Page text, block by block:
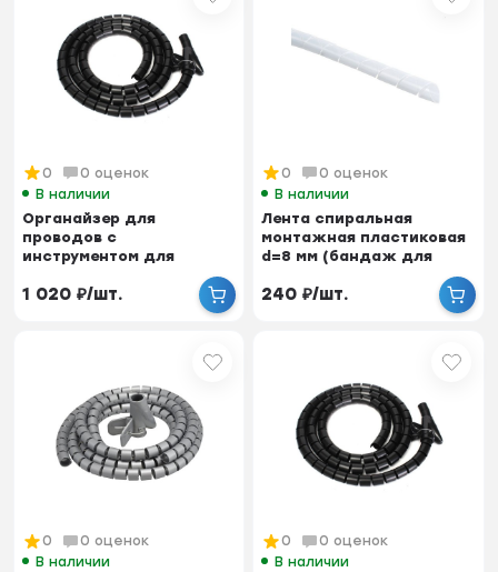
0
0 оценок
В наличии
Органайзер для
проводов с
инструментом для
пластик, черный...
1 020 ₽/шт.
0
0 оценок
В наличии
Лента спиральная
монтажная пластиковая
d=8 мм (бандаж для
240 ₽/шт.
0
0 оценок
В наличии
0
0 оценок
В наличии